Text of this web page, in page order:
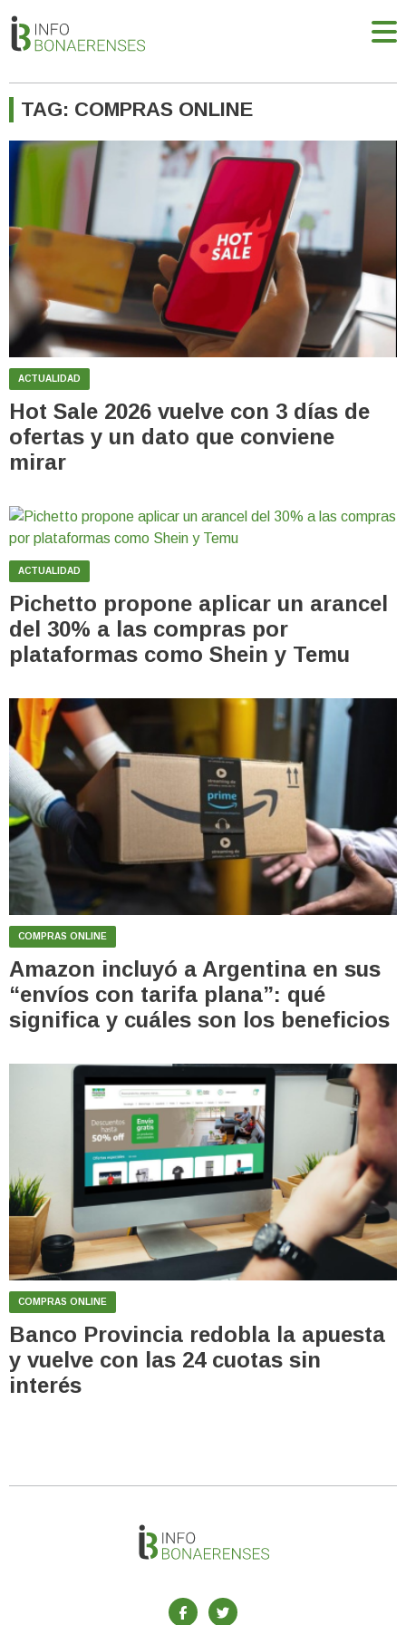
TAG: COMPRAS ONLINE
ACTUALIDAD
Hot Sale 2026 vuelve con 3 días de
ofertas y un dato que conviene
mirar
ACTUALIDAD
Pichetto propone aplicar un arancel
del 30% a las compras por
plataformas como Shein y Temu
COMPRAS ONLINE
Amazon incluyó a Argentina en sus
“envíos con tarifa plana”: qué
significa y cuáles son los beneficios
COMPRAS ONLINE
Banco Provincia redobla la apuesta
y vuelve con las 24 cuotas sin
interés